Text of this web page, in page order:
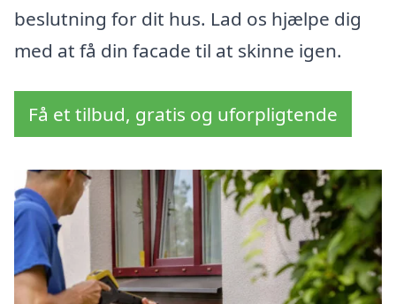
beslutning for dit hus. Lad os hjælpe dig
med at få din facade til at skinne igen.
Få et tilbud, gratis og uforpligtende